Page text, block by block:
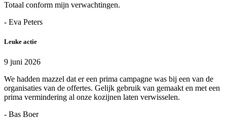
Totaal conform mijn verwachtingen.
- Eva Peters
Leuke actie
9 juni 2026
We hadden mazzel dat er een prima campagne was bij een van de
organisaties van de offertes. Gelijk gebruik van gemaakt en met een
prima vermindering al onze kozijnen laten verwisselen.
- Bas Boer